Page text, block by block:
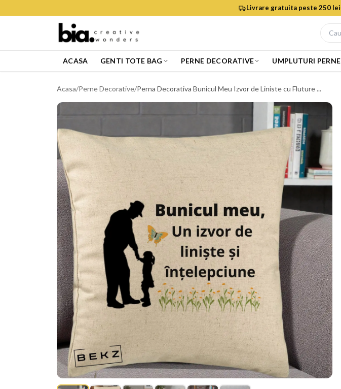
Livrare gratuita peste 250 lei
ACASA GENTI TOTE BAG PERNE DECORATIVE UMPLUTURI PERNE
Acasa/Perne Decorative/Perna Decorativa Bunicul Meu Izvor de Liniste cu Fluture ...